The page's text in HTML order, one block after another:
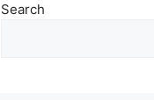
Search